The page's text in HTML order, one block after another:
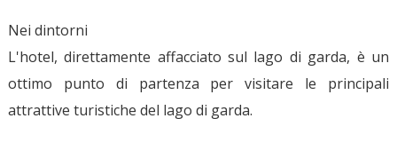
Nei dintorni
L'hotel, direttamente affacciato sul lago di garda, è un
ottimo punto di partenza per visitare le principali
attrattive turistiche del lago di garda.